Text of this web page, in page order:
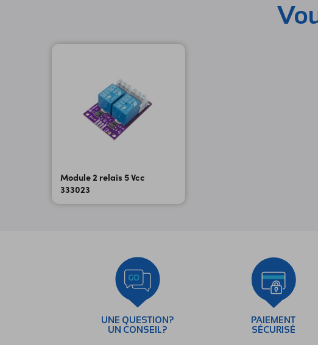
Module 2 relais 5 Vcc
333023
UNE QUESTION?
UN CONSEIL?
PAIEMENT
SÉCURISÉ